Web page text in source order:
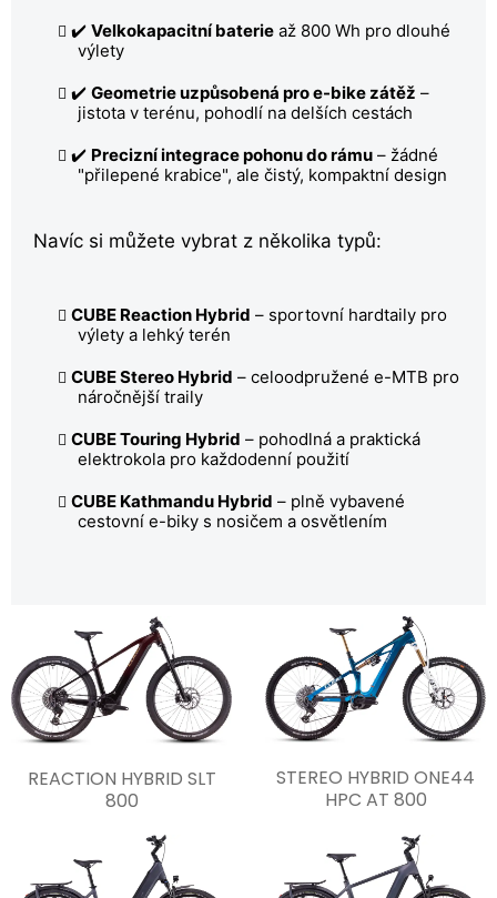
✔️ Velkokapacitní baterie až 800 Wh pro dlouhé
výlety
✔️ Geometrie uzpůsobená pro e-bike zátěž –
jistota v terénu, pohodlí na delších cestách
✔️ Precizní integrace pohonu do rámu – žádné
"přilepené krabice", ale čistý, kompaktní design
Navíc si můžete vybrat z několika typů:
CUBE Reaction Hybrid – sportovní hardtaily pro
výlety a lehký terén
CUBE Stereo Hybrid – celoodpružené e-MTB pro
náročnější traily
CUBE Touring Hybrid – pohodlná a praktická
elektrokola pro každodenní použití
CUBE Kathmandu Hybrid – plně vybavené
cestovní e-biky s nosičem a osvětlením
REACTION HYBRID SLT
800
STEREO HYBRID ONE44
HPC AT 800